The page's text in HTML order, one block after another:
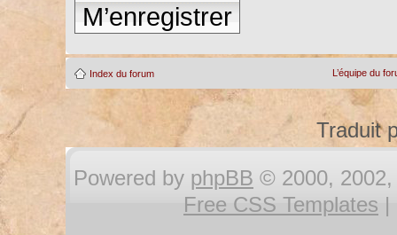
M’enregistrer
Index du forum L’équipe du
Traduit
Powered by phpBB © 2000, 2002,
Free CSS Templates |